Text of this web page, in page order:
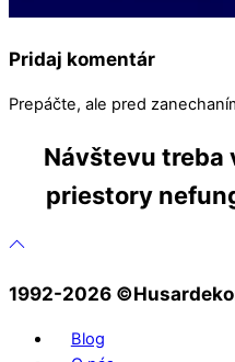
Pridaj komentár
Prepáčte, ale pred
Návštevu treba
priestory
1992-2026
Blog